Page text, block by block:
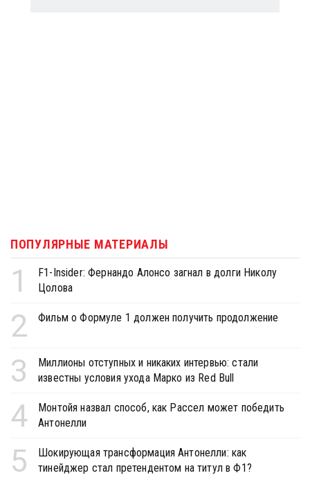
ПОПУЛЯРНЫЕ МАТЕРИАЛЫ
1
F1-Insider: Фернандо Алонсо загнал в долги Николу
Цолова
2 Фильм о Формуле 1 должен получить продолжение
3
Миллионы отступных и никаких интервью: стали
известны условия ухода Марко из Red Bull
4
Монтойя назвал способ, как Рассел может победить
Антонелли
5
Шокирующая трансформация Антонелли: как
тинейджер стал претендентом на титул в Ф1?